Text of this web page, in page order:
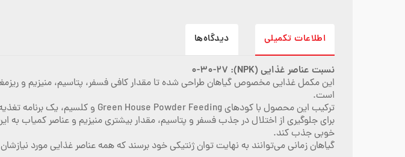
اطلاعات تکمیلی دیدگاه‌ها
نسبت عناصر غذایی (NPK): ۰-۳۰-۲۷
این مکمل غذایی مخصوص گیاهان طراحی شده تا مقدار کافی فسفر، پتاسیم، منیزیم و
است.
ترکیب این محصول با کودهای Green House Powder Feeding و کلسیم، یک برنامه تغذیه‌ای حرفه‌ای و کامل برای گیاهان فراهم می‌کند که باعث سلامت و باردهی بیشتر آن‌ها می‌شود.
برای جلوگیری از اختلال در جذب فسفر و پتاسیم، مقدار بیشتری منیزیم و عناصر کمیاب
خوبی جذب کند.
گیاهان زمانی می‌توانند به نهایت توان ژنتیکی خود برسند که همه عناصر غذایی مورد